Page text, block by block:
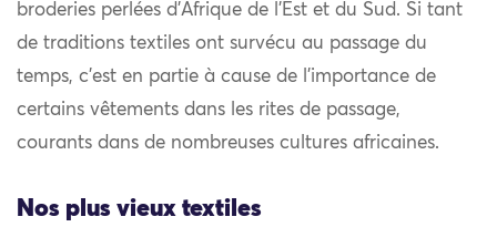
broderies perlées d’Afrique de l’Est et du Sud. Si tant
de traditions textiles ont survécu au passage du
temps, c’est en partie à cause de l’importance de
certains vêtements dans les rites de passage,
courants dans de nombreuses cultures africaines.
Nos plus vieux textiles